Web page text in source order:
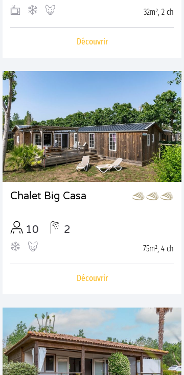
32m², 2 ch
Découvrir
Chalet Big Casa
10 2
75m², 4 ch
Découvrir